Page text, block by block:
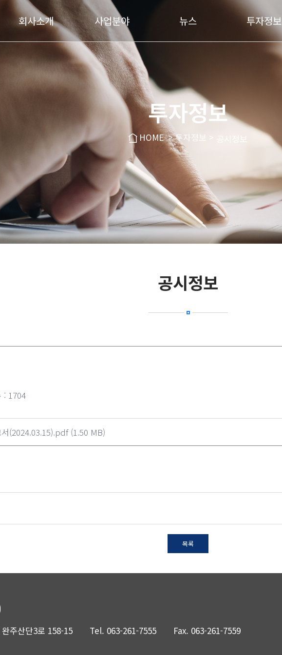
회사소개
CEO 인사말
사업분야
합성사사업
PVC사
브레이드사
고열사
Wig Oil & Glue
화학사업
광학소재
화학 임가공
뉴스 투자정보
투자정보
HOME> 투자정보 > 공시정보
공시정보
: 1704
(2024.03.15).pdf(1.50 MB)
목록
주산단3로 158-15 Tel. 063-261-7555 Fax. 063-261-7559